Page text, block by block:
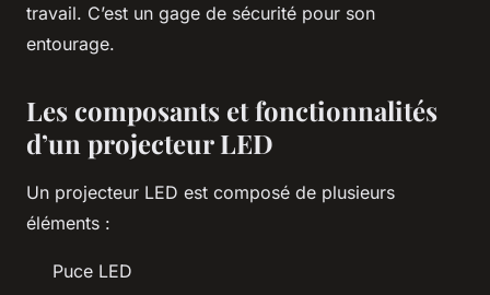
travail. C’est un gage de sécurité pour son
entourage.
Les composants et fonctionnalités
d’un projecteur LED
Un projecteur LED est composé de plusieurs
éléments :
Puce LED